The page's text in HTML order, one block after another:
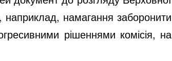
наприклад, намагання заборонити
рішеннями комісія, на